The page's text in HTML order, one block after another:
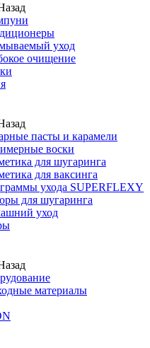
уход
очищение
пасты и карамели
воски
для шугаринга
для ваксинга
ухода SUPERFLEXY
для шугаринга
уход
материалы